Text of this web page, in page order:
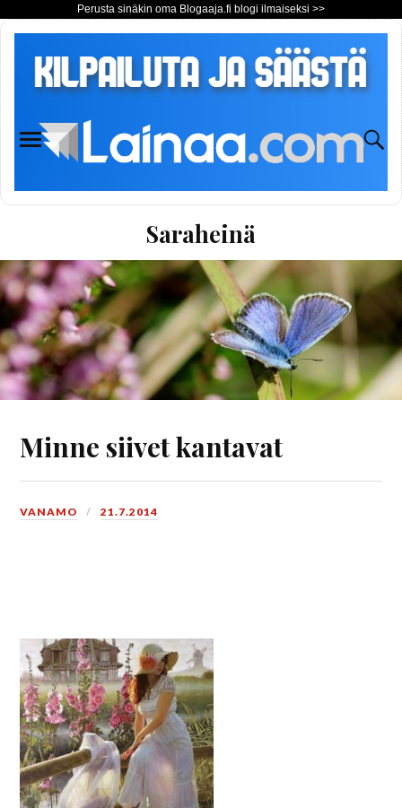
Perusta sinäkin oma Blogaaja.fi blogi ilmaiseksi >>
Saraheinä
Minne siivet kantavat
VANAMO 21.7.2014